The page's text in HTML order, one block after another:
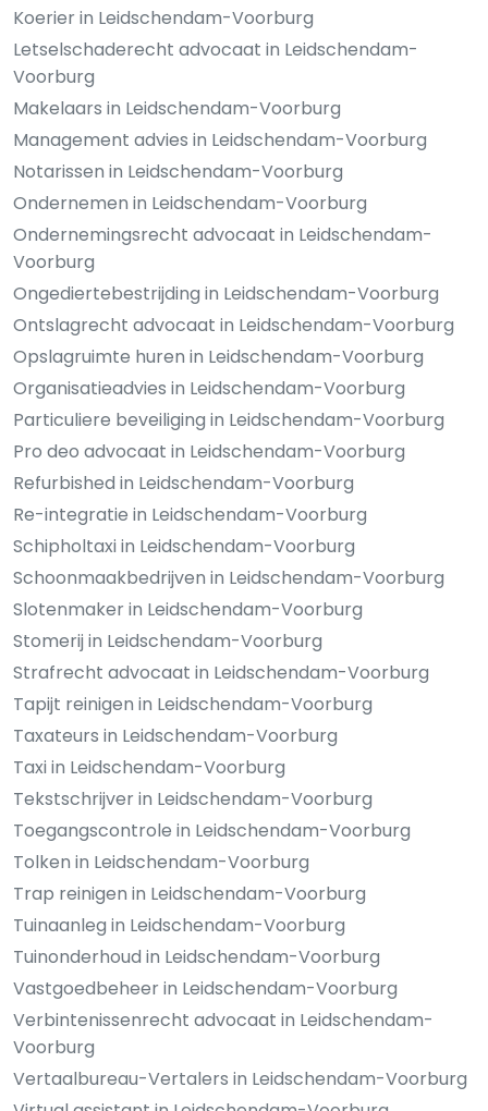
Koerier in Leidschendam-Voorburg
Letselschaderecht advocaat in Leidschendam-
Voorburg
Makelaars in Leidschendam-Voorburg
Management advies in Leidschendam-Voorburg
Notarissen in Leidschendam-Voorburg
Ondernemen in Leidschendam-Voorburg
Ondernemingsrecht advocaat in Leidschendam-
Voorburg
Ongediertebestrijding in Leidschendam-Voorburg
Ontslagrecht advocaat in Leidschendam-Voorburg
Opslagruimte huren in Leidschendam-Voorburg
Organisatieadvies in Leidschendam-Voorburg
Particuliere beveiliging in Leidschendam-Voorburg
Pro deo advocaat in Leidschendam-Voorburg
Refurbished in Leidschendam-Voorburg
Re-integratie in Leidschendam-Voorburg
Schipholtaxi in Leidschendam-Voorburg
Schoonmaakbedrijven in Leidschendam-Voorburg
Slotenmaker in Leidschendam-Voorburg
Stomerij in Leidschendam-Voorburg
Strafrecht advocaat in Leidschendam-Voorburg
Tapijt reinigen in Leidschendam-Voorburg
Taxateurs in Leidschendam-Voorburg
Taxi in Leidschendam-Voorburg
Tekstschrijver in Leidschendam-Voorburg
Toegangscontrole in Leidschendam-Voorburg
Tolken in Leidschendam-Voorburg
Trap reinigen in Leidschendam-Voorburg
Tuinaanleg in Leidschendam-Voorburg
Tuinonderhoud in Leidschendam-Voorburg
Vastgoedbeheer in Leidschendam-Voorburg
Verbintenissenrecht advocaat in Leidschendam-
Voorburg
Vertaalbureau-Vertalers in Leidschendam-Voorburg